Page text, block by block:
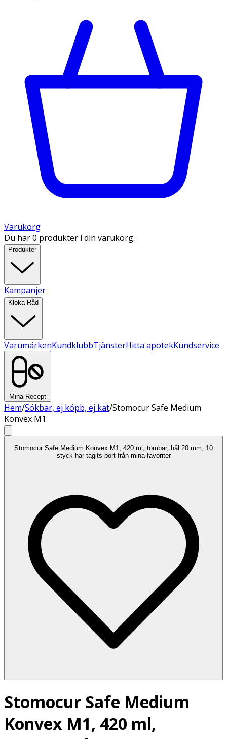
Varukorg
Du har 0 produkter i din varukorg.
Produkter
Kampanjer
Kloka Råd
VarumärkenKundklubbTjänsterHitta apotekKundservice
Mina Recept
Hem/Sökbar, ej köpb, ej kat/Stomocur Safe Medium
Konvex M1
Stomocur Safe Medium Konvex M1, 420 ml, tömbar, hål 20 mm, 10
styck har tagits bort från mina favoriter
Stomocur Safe Medium
Konvex M1, 420 ml,